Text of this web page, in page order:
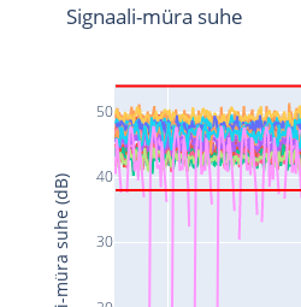
30
40
50
Signaali-müra suhe